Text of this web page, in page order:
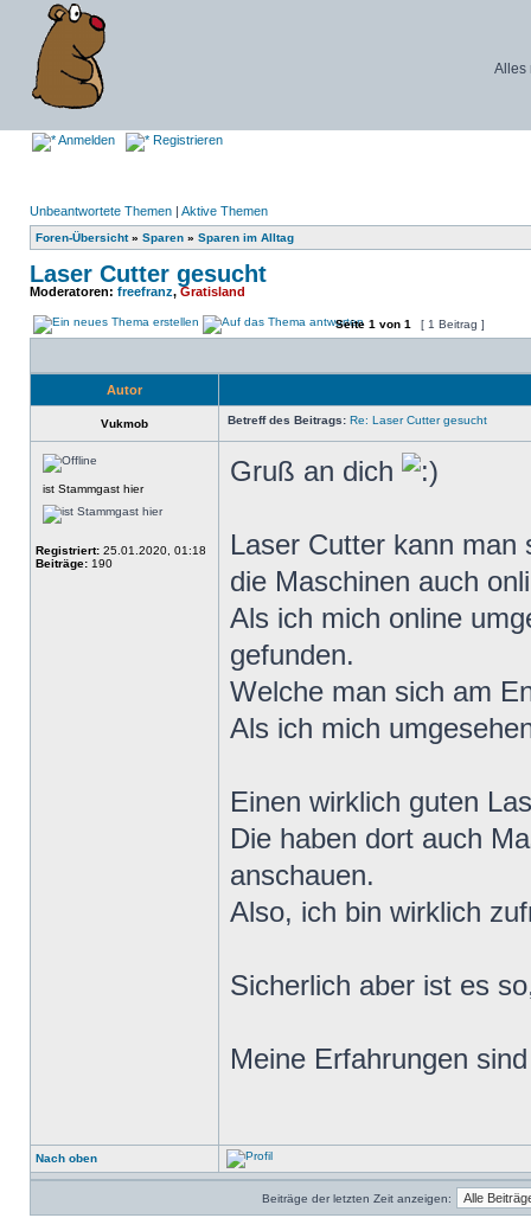
Alles
Anmelden Registrieren
Unbeantwortete Themen | Aktive Themen
Foren-Übersicht» Sparen » Sparen im Alltag
Laser Cutter gesucht
Moderatoren: freefranz,Gratisland
Seite 1 von 1 [ 1 Beitrag ]
Autor
Vukmob Betreff des Beitrags: Re: Laser Cutter gesucht
ist Stammgast hier
Registriert: 25.01.2020, 01:18
Beiträge: 190
Gruß an dich
Laser Cutter kann man
die Maschinen auch
Als ich mich online
gefunden.
Welche man sich am
Als ich mich
Einen wirklich guten
Die haben dort auch
anschauen.
Also, ich bin wirklich
Sicherlich aber ist es
Meine Erfahrungen
Nach oben
Beiträge der letzten Zeit anzeigen: